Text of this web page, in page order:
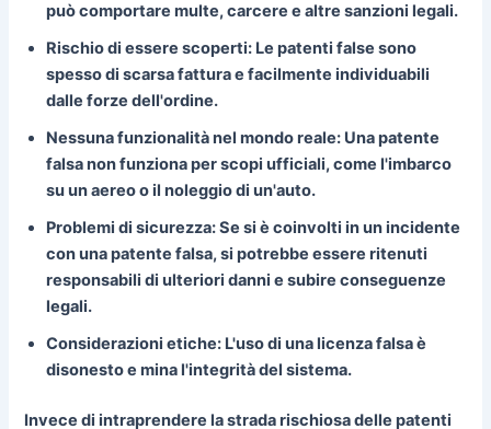
può comportare multe, carcere e altre sanzioni legali.
Rischio di essere scoperti: Le patenti false sono
spesso di scarsa fattura e facilmente individuabili
dalle forze dell'ordine.
Nessuna funzionalità nel mondo reale: Una patente
falsa non funziona per scopi ufficiali, come l'imbarco
su un aereo o il noleggio di un'auto.
Problemi di sicurezza:Se si è coinvolti in un incidente
con una patente falsa, si potrebbe essere ritenuti
responsabili di ulteriori danni e subire conseguenze
legali.
Considerazioni etiche: L'uso di una licenza falsa è
disonesto e mina l'integrità del sistema.
Invece di intraprendere la strada rischiosa delle patenti